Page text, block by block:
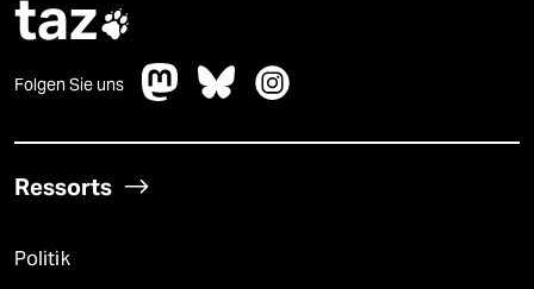
taz
Folgen Sie uns
Ressorts
Politik